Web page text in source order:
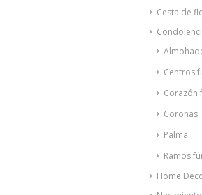
Cesta de
Centros
Corazón
Coronas
Palma
Ramos
Home